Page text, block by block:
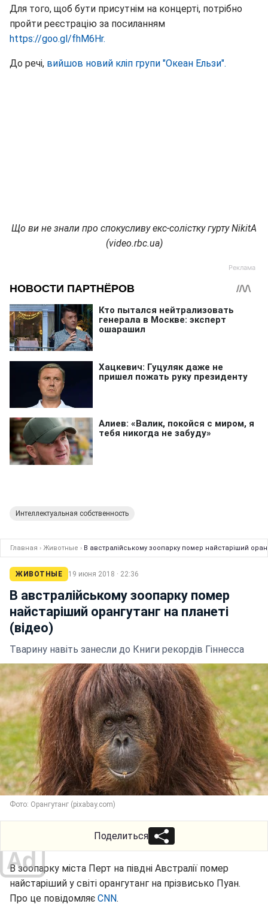
Для того, щоб бути присутнім на концерті, потрібно
пройти реєстрацію за посиланням
https://goo.gl/fhM6Hr.
До речі, вийшов новий кліп групи "Океан Ельзи".
Що ви не знали про спокусливу екс-солістку гурту NikitA
(video.rbc.ua)
Интеллектуальная собственность
Главная › Животные › В австралійському зоопарку помер найстаріший
ЖИВОТНЫЕ 19 июня 2018 · 22:36
В австралійському зоопарку помер
найстаріший орангутанг на планеті
(відео)
Тварину навіть занесли до Книги рекордів Гіннесса
Фото: Орангутанг (pixabay.com)
Поделиться
В зоопарку міста Перт на півдні Австралії помер
найстаріший у світі орангутанг на прізвисько Пуан.
Про це повідомляє CNN.